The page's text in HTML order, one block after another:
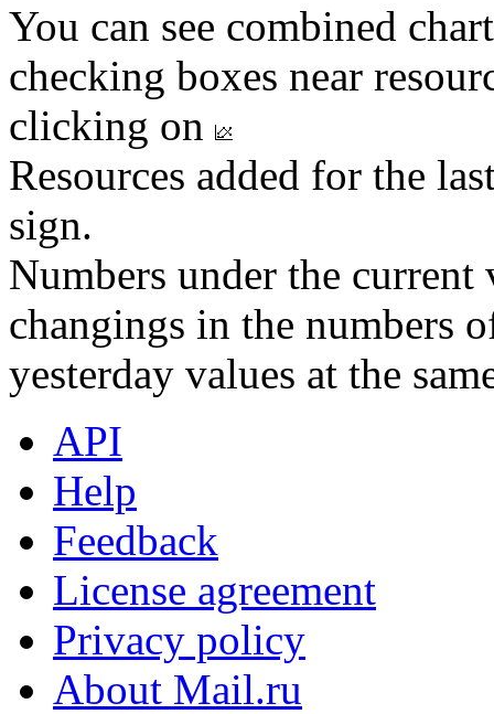
You can see combined
checking boxes near
clicking on
Resources added for the
sign.
Numbers under the
changings in the numbers
yesterday values at the
API
Help
Feedback
License agreement
Privacy policy
About Mail.ru